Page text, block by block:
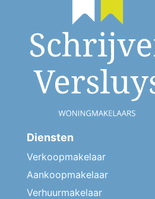
Diensten
Verkoopmakelaar
Aankoopmakelaar
Verhuurmakelaar